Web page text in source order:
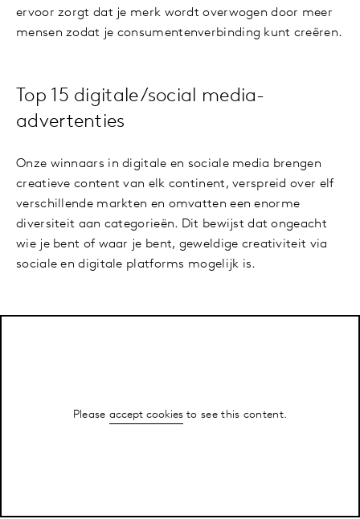
ervoor zorgt dat je merk wordt overwogen door meer
mensen zodat je consumentenverbinding kunt creëren.
Top 15 digitale/social media-
advertenties
Onze winnaars in digitale en sociale media brengen
creatieve content van elk continent, verspreid over elf
verschillende markten en omvatten een enorme
diversiteit aan categorieën. Dit bewijst dat ongeacht
wie je bent of waar je bent, geweldige creativiteit via
sociale en digitale platforms mogelijk is.
Please accept cookiesto see this content.